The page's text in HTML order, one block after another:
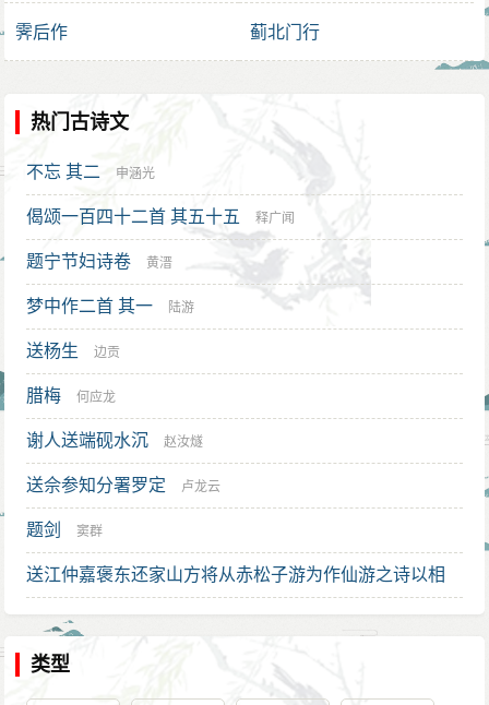
霁后作 蓟北门行
热门古诗文
不忘 其二 申涵光
偈颂一百四十二首 其五十五 释广闻
题宁节妇诗卷 黄溍
梦中作二首 其一 陆游
送杨生 边贡
腊梅 何应龙
谢人送端砚水沉 赵汝燧
送佘参知分署罗定 卢龙云
题剑 窦群
送江仲嘉褒东还家山方将从赤松子游为作仙游之诗以相
步虚云
类型